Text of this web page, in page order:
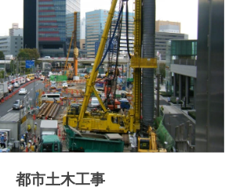
都市土木工事